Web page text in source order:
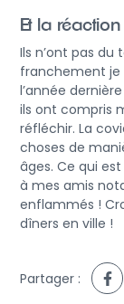
Et la
Ils n’ont pas
franchement je
l’année
ils ont compris
réfléchir. La
choses de
âges. Ce qui
à mes amis
enflammés !
dîners en ville !
Partager :